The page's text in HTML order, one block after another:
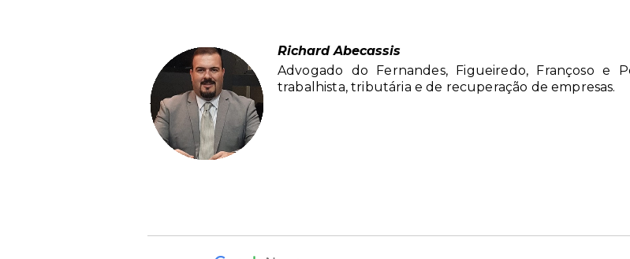
Richard Abecassis
Advogado do Fernandes, Figueiredo, Françoso e
trabalhista, tributária e de recuperação de empresas.